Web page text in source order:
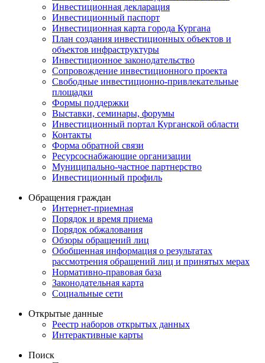
Инвестиционная декларация
Инвестиционный паспорт
Инвестиционная карта города Кургана
План создания инвестиционных объектов и
объектов инфраструктуры
Инвестиционное законодательство
Сопровождение инвестиционного проекта
Свободные инвестиционно-привлекательные
площадки
Формы поддержки
Выставки, семинары, форумы
Инвестиционный портал Курганской области
Контакты
Форма обратной связи
Ресурсоснабжающие организации
Муниципально-частное партнерство
Инвестиционный профиль
Обращения граждан
Интернет-приемная
Порядок и время приема
Порядок обжалования
Обзоры обращений лиц
Обобщенная информация о результатах
рассмотрения обращений лиц и принятых мерах
Нормативно-правовая база
Законодательная карта
Социальные сети
Открытые данные
Реестр наборов открытых данных
Интерактивные карты
Поиск